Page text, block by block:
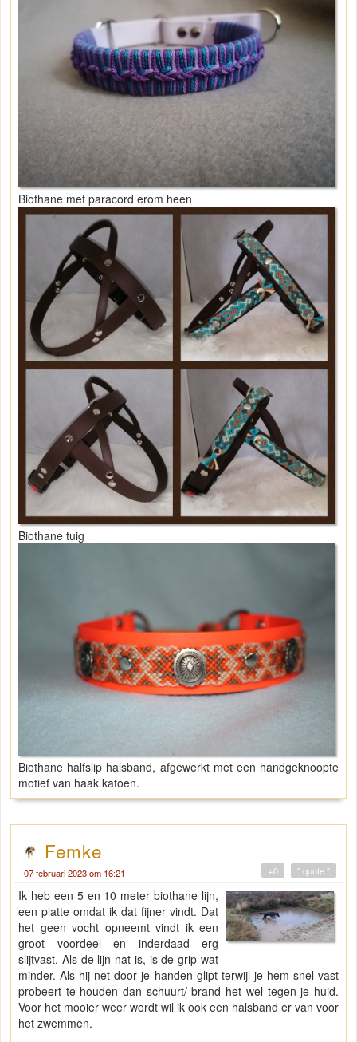
Biothane met paracord erom heen
Biothane tuig
Biothane halfslip halsband, afgewerkt met een handgeknoopte
motief van haak katoen.
Femke
07 februari 2023 om 16:21 " quote "
+0
Ik heb een 5 en 10 meter biothane lijn,
een platte omdat ik dat fijner vindt. Dat
het geen vocht opneemt vindt ik een
groot voordeel en inderdaad erg
slijtvast. Als de lijn nat is, is de grip wat
minder. Als hij net door je handen glipt terwijl je hem snel vast
probeert te houden dan schuurt/ brand het wel tegen je huid.
Voor het mooier weer wordt wil ik ook een halsband er van voor
het zwemmen.